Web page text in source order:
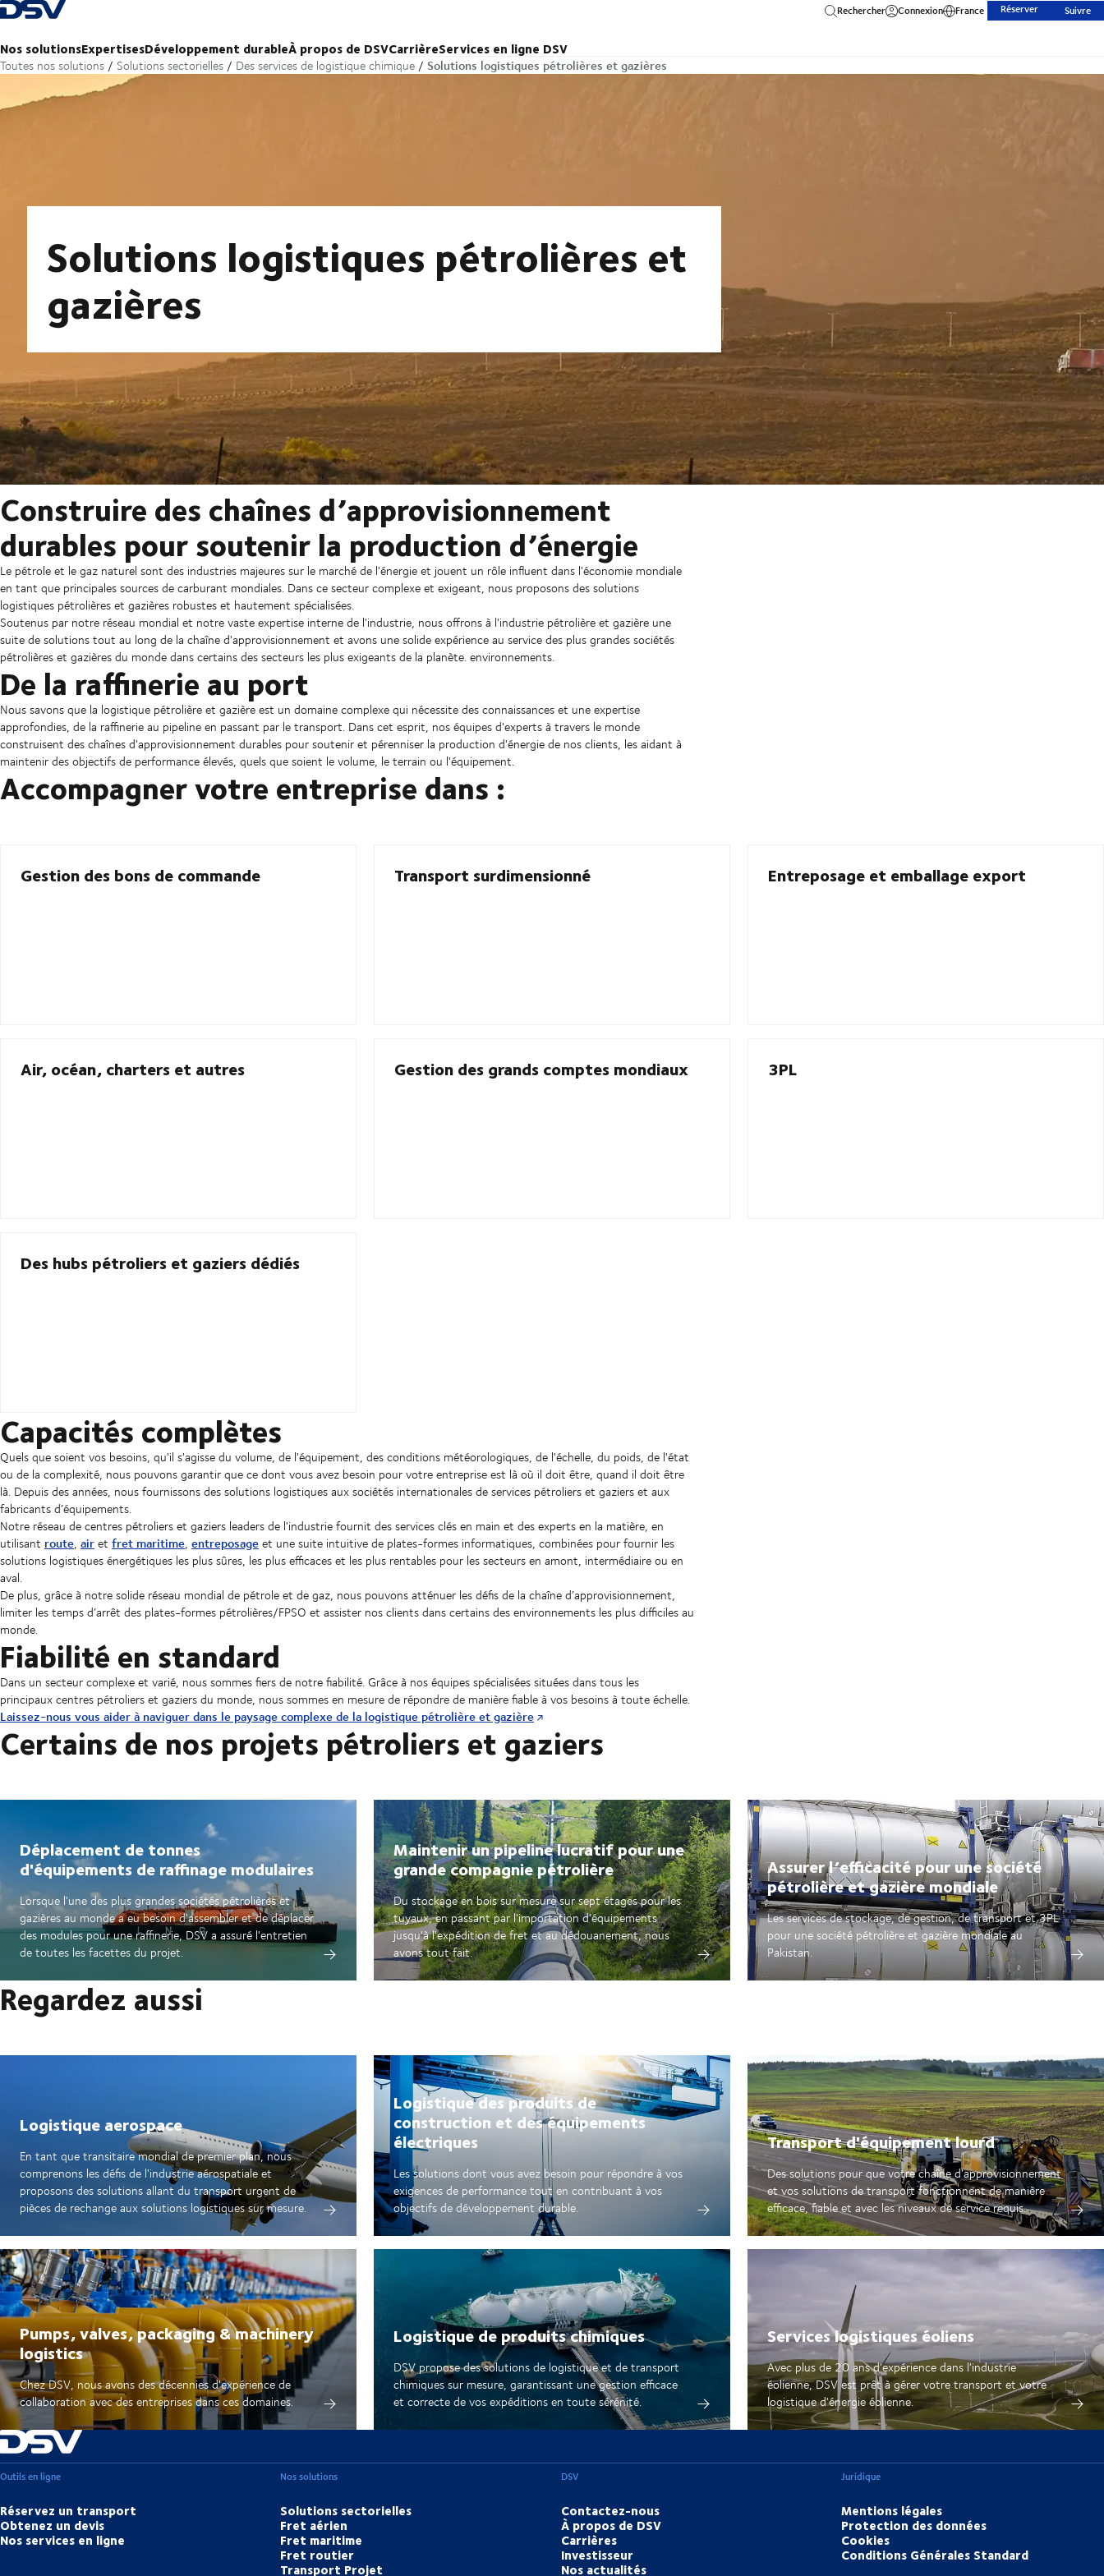
Retour à la page d'accueil
Nos solutionsExpertisesDéveloppement durableÀ propos de DSVCarrièreServices en ligne DSV
Rechercher Connexion France Réserver Suivre
Toutes nos solutions Solutions sectorielles Des services de logistique chimique Solutions logistiques pétrolières et gazières
Solutions logistiques pétrolières et
gazières
Construire des chaînes d’approvisionnement
durables pour soutenir la production d’énergie
Le pétrole et le gaz naturel sont des industries majeures sur le marché de l'énergie et jouent un rôle influent dans l'économie mondiale
en tant que principales sources de carburant mondiales. Dans ce secteur complexe et exigeant, nous proposons des solutions
logistiques pétrolières et gazières robustes et hautement spécialisées.
Soutenus par notre réseau mondial et notre vaste expertise interne de l'industrie, nous offrons à l'industrie pétrolière et gazière une
suite de solutions tout au long de la chaîne d'approvisionnement et avons une solide expérience au service des plus grandes sociétés
pétrolières et gazières du monde dans certains des secteurs les plus exigeants de la planète. environnements.
De la raffinerie au port
Nous savons que la logistique pétrolière et gazière est un domaine complexe qui nécessite des connaissances et une expertise
approfondies, de la raffinerie au pipeline en passant par le transport. Dans cet esprit, nos équipes d'experts à travers le monde
construisent des chaînes d'approvisionnement durables pour soutenir et pérenniser la production d'énergie de nos clients, les aidant à
maintenir des objectifs de performance élevés, quels que soient le volume, le terrain ou l'équipement.
Accompagner votre entreprise dans :
Gestion des bons de commande Transport surdimensionné Entreposage et emballage export
Air, océan, charters et autres Gestion des grands comptes mondiaux 3PL
Des hubs pétroliers et gaziers dédiés
Capacités complètes
Quels que soient vos besoins, qu'il s'agisse du volume, de l'équipement, des conditions météorologiques, de l'échelle, du poids, de l'état
ou de la complexité, nous pouvons garantir que ce dont vous avez besoin pour votre entreprise est là où il doit être, quand il doit être
là. Depuis des années, nous fournissons des solutions logistiques aux sociétés internationales de services pétroliers et gaziers et aux
fabricants d’équipements.
Notre réseau de centres pétroliers et gaziers leaders de l'industrie fournit des services clés en main et des experts en la matière, en
utilisant route, airet fret maritime, entreposageet une suite intuitive de plates-formes informatiques, combinées pour fournir les
solutions logistiques énergétiques les plus sûres, les plus efficaces et les plus rentables pour les secteurs en amont, intermédiaire ou en
aval.
De plus, grâce à notre solide réseau mondial de pétrole et de gaz, nous pouvons atténuer les défis de la chaîne d’approvisionnement,
limiter les temps d’arrêt des plates-formes pétrolières/FPSO et assister nos clients dans certains des environnements les plus difficiles au
monde.
Fiabilité en standard
Dans un secteur complexe et varié, nous sommes fiers de notre fiabilité. Grâce à nos équipes spécialisées situées dans tous les
principaux centres pétroliers et gaziers du monde, nous sommes en mesure de répondre de manière fiable à vos besoins à toute échelle.
Laissez-nous vous aider à naviguer dans le paysage complexe de la logistique pétrolière et gazière
Certains de nos projets pétroliers et gaziers
Déplacement de tonnes
d'équipements de raffinage modulaires
Lorsque l'une des plus grandes sociétés pétrolières et
gazières au monde a eu besoin d'assembler et de déplacer
des modules pour une raffinerie, DSV a assuré l'entretien
de toutes les facettes du projet.
Maintenir un pipeline lucratif pour une
grande compagnie pétrolière
Du stockage en bois sur mesure sur sept étages pour les
tuyaux, en passant par l'importation d'équipements
jusqu'à l'expédition de fret et au dédouanement, nous
avons tout fait.
Assurer l’efficacité pour une société
pétrolière et gazière mondiale
Les services de stockage, de gestion, de transport et 3PL
pour une société pétrolière et gazière mondiale au
Pakistan.
Regardez aussi
Logistique aerospace
En tant que transitaire mondial de premier plan, nous
comprenons les défis de l'industrie aérospatiale et
proposons des solutions allant du transport urgent de
pièces de rechange aux solutions logistiques sur mesure.
Logistique des produits de
construction et des équipements
électriques
Les solutions dont vous avez besoin pour répondre à vos
exigences de performance tout en contribuant à vos
objectifs de développement durable.
Transport d'équipement lourd
Des solutions pour que votre chaîne d'approvisionnement
et vos solutions de transport fonctionnent de manière
efficace, fiable et avec les niveaux de service requis.
Pumps, valves, packaging & machinery
logistics
Chez DSV, nous avons des décennies d'expérience de
collaboration avec des entreprises dans ces domaines.
Logistique de produits chimiques
DSV propose des solutions de logistique et de transport
chimiques sur mesure, garantissant une gestion efficace
et correcte de vos expéditions en toute sérénité.
Services logistiques éoliens
Avec plus de 20 ans d'expérience dans l'industrie
éolienne, DSV est prêt à gérer votre transport et votre
logistique d'énergie éolienne.
Outils en ligne
Réservez un transport
Obtenez un devis
Nos services en ligne
Nos solutions
Solutions sectorielles
Fret aérien
Fret maritime
Fret routier
Transport Projet
DSV
Contactez-nous
À propos de DSV
Carrières
Investisseur
Nos actualités
Juridique
Mentions légales
Protection des données
Cookies
Conditions Générales Standard